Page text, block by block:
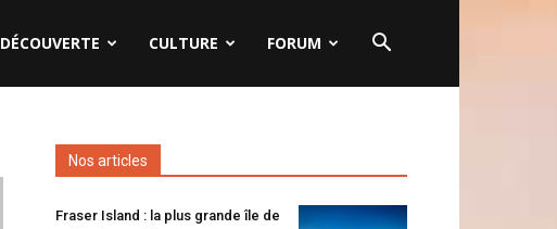
DÉCOUVERTE CULTURE FORUM
Nos articles
Fraser Island : la plus grande île de